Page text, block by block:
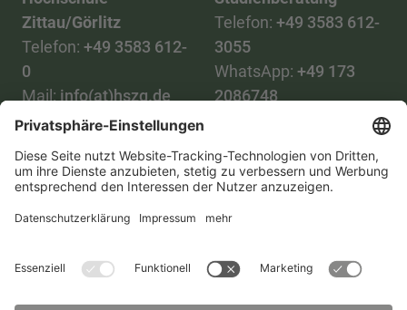
Zittau/Görlitz
Telefon: +49 3583 612-
0
Mail:info(at)hszg.de
Telefon: +49 3583 612-
3055
WhatsApp: +49 173
2086748
Alle StudiengängeDatenschutz
ImpressumBarrierefreiheitPresse